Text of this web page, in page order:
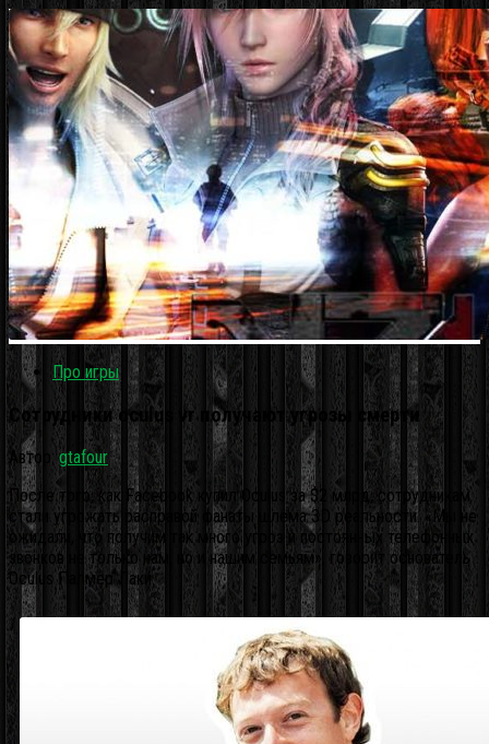
Про игры
Сотрудники oculus vr получают угрозы смерти
Автор:gtafour ·
После того, как Facebook купил Oculus за $2 млрд, сотрудникам
стали угрожать расправой фанаты шлема 3D реальности. «Мы не
ожидали, что получим так много угроз и постоянных телефонных
звонков не только нам, но и нашим семьям», говорит основатель
Oculus Палмер Лаки.